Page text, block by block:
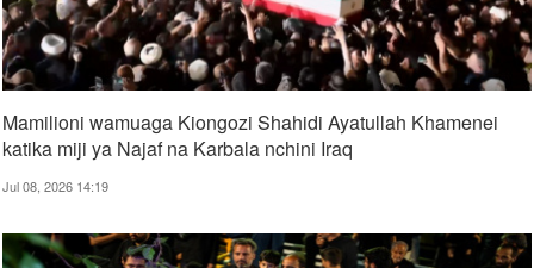
Mamilioni wamuaga Kiongozi Shahidi Ayatullah Khamenei
katika miji ya Najaf na Karbala nchini Iraq
Jul 08, 2026 14:19